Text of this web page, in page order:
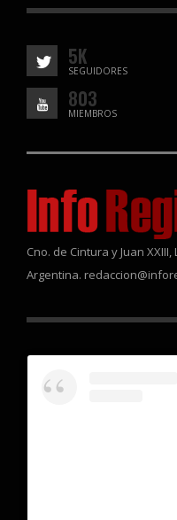
5K
SEGUIDORES
803
MIEMBROS
Cno. de Cintura y Juan
Argentina.